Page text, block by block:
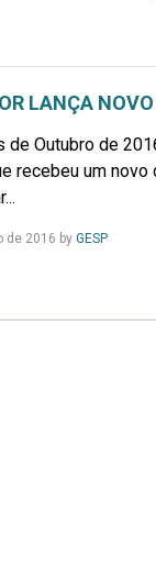
LANÇA
de Outubro de
recebeu um
de 2016 by GESPLeia